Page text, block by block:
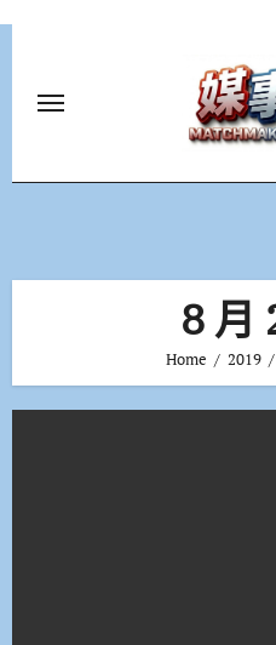
8 月
Home 2019